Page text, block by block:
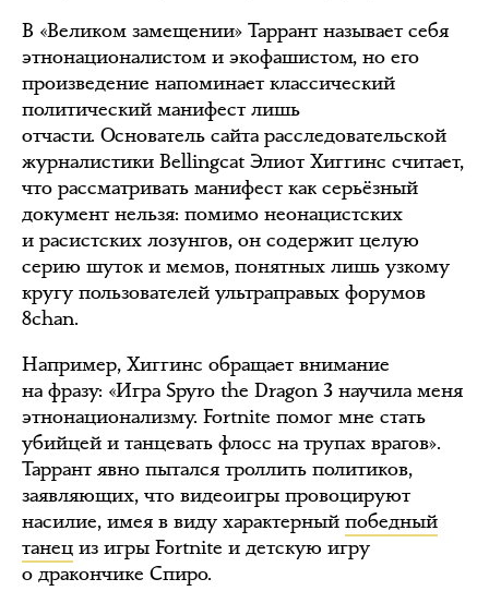
В «Великом замещении» Таррант называет себя
этнонационалистом и экофашистом, но его
произведение напоминает классический
политический манифест лишь
отчасти. Основатель сайта расследовательской
журналистики Bellingcat Элиот Хиггинс считает,
что рассматривать манифест как серьёзный
документ нельзя: помимо неонацистских
и расистских лозунгов, он содержит целую
серию шуток и мемов, понятных лишь узкому
кругу пользователей ультраправых форумов
8chan.
Например, Хиггинс обращает внимание
на фразу: «Игра Spyro the Dragon 3 научила меня
этнонационализму. Fortnite помог мне стать
убийцей и танцевать флосс на трупах врагов».
Таррант явно пытался троллить политиков,
заявляющих, что видеоигры провоцируют
насилие, имея в виду характерный победный
танец из игры Fortnite и детскую игру
о дракончике Спиро.